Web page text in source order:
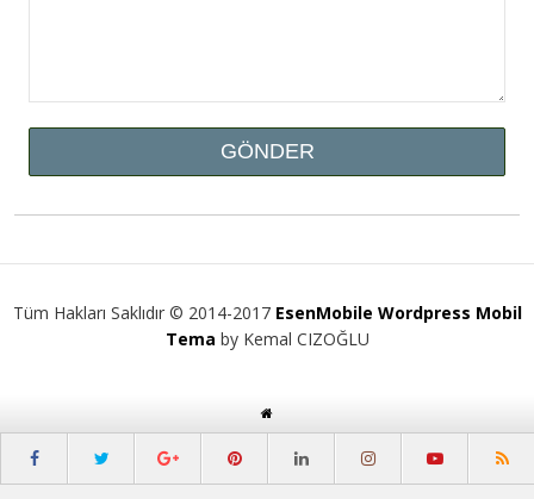
Tüm Hakları Saklıdır © 2014-2017 EsenMobile Wordpress Mobil
Tema by Kemal CIZOĞLU